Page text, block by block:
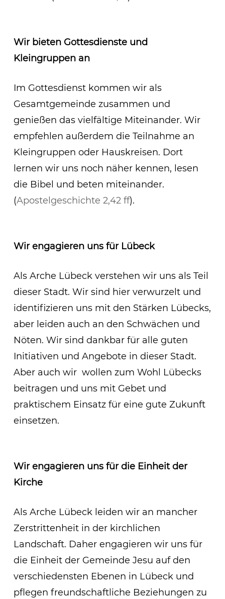
Wir bieten Gottesdienste und
Kleingruppen an
Im Gottesdienst kommen wir als
Gesamtgemeinde zusammen und
genießen das vielfältige Miteinander. Wir
empfehlen außerdem die Teilnahme an
Kleingruppen oder Hauskreisen. Dort
lernen wir uns noch näher kennen, lesen
die Bibel und beten miteinander.
(Apostelgeschichte 2,42 ff).
Wir engagieren uns für Lübeck
Als Arche Lübeck verstehen wir uns als Teil
dieser Stadt. Wir sind hier verwurzelt und
identifizieren uns mit den Stärken Lübecks,
aber leiden auch an den Schwächen und
Nöten. Wir sind dankbar für alle guten
Initiativen und Angebote in dieser Stadt.
Aber auch wir wollen zum Wohl Lübecks
beitragen und uns mit Gebet und
praktischem Einsatz für eine gute Zukunft
einsetzen.
Wir engagieren uns für die Einheit der
Kirche
Als Arche Lübeck leiden wir an mancher
Zerstrittenheit in der kirchlichen
Landschaft. Daher engagieren wir uns für
die Einheit der Gemeinde Jesu auf den
verschiedensten Ebenen in Lübeck und
pflegen freundschaftliche Beziehungen zu